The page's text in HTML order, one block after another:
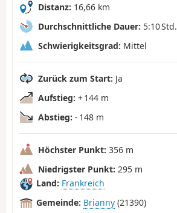
Distanz: 16,66 km
Durchschnittliche Dauer: 5:10 Std.
Schwierigkeitsgrad: Mittel
Zurück zum Start: Ja
Aufstieg: + 144 m
Abstieg: - 148 m
Höchster Punkt: 356 m
Niedrigster Punkt: 295 m
Land: Frankreich
Gemeinde: Brianny (21390)